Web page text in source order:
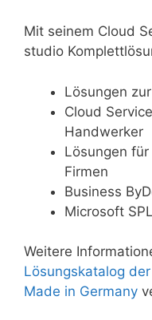
Mit seinem Cloud
studio
Lösungen
Cloud
Handwerker
Lösungen
Firmen
Business
Microsoft
Weitere
Lösungskatalog
Made in Germany